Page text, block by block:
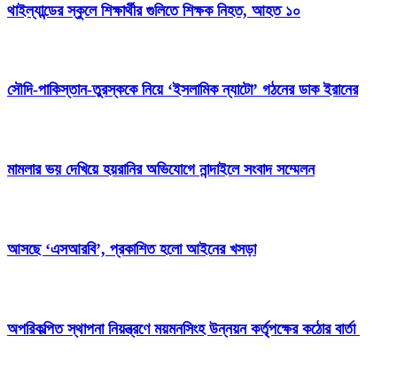
থাইল্যান্ডের স্কুলে শিক্ষার্থীর গুলিতে শিক্ষক নিহত, আহত ১০
সৌদি-পাকিস্তান-তুরস্ককে নিয়ে ‘ইসলামিক ন্যাটো’ গঠনের ডাক ইরানের
মামলার ভয় দেখিয়ে হয়রানির অভিযোগে নান্দাইলে সংবাদ সম্মেলন
আসছে ‘এসআরবি’, প্রকাশিত হলো আইনের খসড়া
অপরিকল্পিত স্থাপনা নিয়ন্ত্রণে ময়মনসিংহ উন্নয়ন কর্তৃপক্ষের কঠোর বার্তা